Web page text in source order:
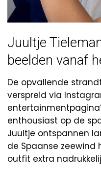
Juultje
beelden vanaf
De opvallende
verspreid via
enthousiast op de
Juultje ontspannen
de Spaanse
outfit extra